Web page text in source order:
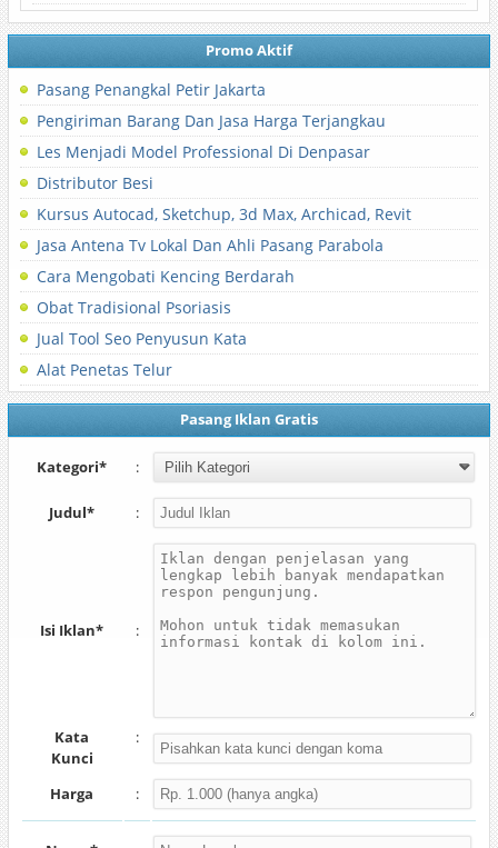
Promo Aktif
Pasang Penangkal Petir Jakarta
Pengiriman Barang Dan Jasa Harga Terjangkau
Les Menjadi Model Professional Di Denpasar
Distributor Besi
Kursus Autocad, Sketchup, 3d Max, Archicad, Revit
Jasa Antena Tv Lokal Dan Ahli Pasang Parabola
Cara Mengobati Kencing Berdarah
Obat Tradisional Psoriasis
Jual Tool Seo Penyusun Kata
Alat Penetas Telur
Pasang Iklan Gratis
Kategori* :
Judul* :
Isi Iklan* :
Kata
Kunci
:
Harga :